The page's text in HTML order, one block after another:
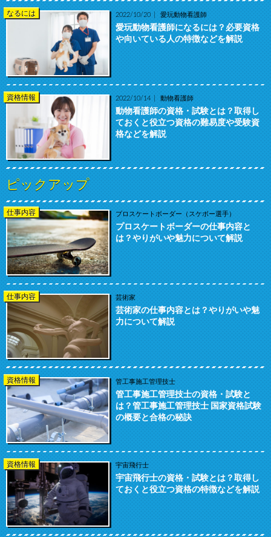
なるには 2022/10/20 愛玩動物看護師
愛玩動物看護師になるには？必要資格
や向いている人の特徴などを解説
資格情報 2022/10/14 動物看護師
動物看護師の資格・試験とは？取得し
ておくと役立つ資格の難易度や受験資
格などを解説
ピックアップ
仕事内容 プロスケートボーダー（スケボー選手）
プロスケートボーダーの仕事内容と
は？やりがいや魅力について解説
仕事内容 芸術家
芸術家の仕事内容とは？やりがいや魅
力について解説
資格情報 管工事施工管理技士
管工事施工管理技士の資格・試験と
は？管工事施工管理技士 国家資格試験
の概要と合格の秘訣
資格情報 宇宙飛行士
宇宙飛行士の資格・試験とは？取得し
ておくと役立つ資格の特徴などを解説